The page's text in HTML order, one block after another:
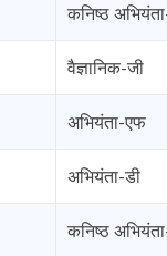
कनिष्ठ
वैज्ञानिक-जी
अभियंता-एफ
अभियंता-डी
कनिष्ठ